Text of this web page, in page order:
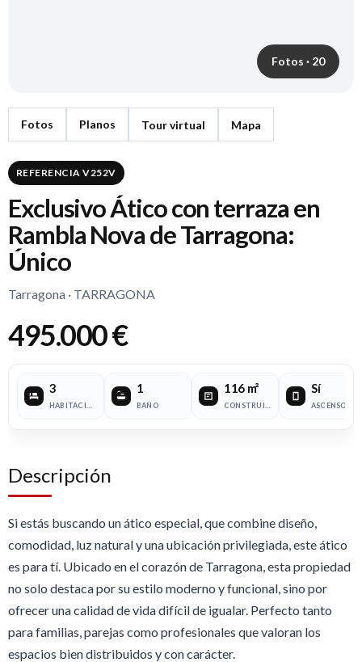
Fotos · 20
Fotos Planos Tour virtual Mapa
REFERENCIA V252V
Exclusivo Ático con terraza en
Rambla Nova de Tarragona:
Único
Tarragona · TARRAGONA
495.000 €
3 1
BAÑO
116 m² Sí
ASCENSOR
Descripción
Si estás buscando un ático especial, que combine diseño,
comodidad, luz natural y una ubicación privilegiada, este ático
es para tí. Ubicado en el corazón de Tarragona, esta propiedad
no solo destaca por su estilo moderno y funcional, sino por
ofrecer una calidad de vida difícil de igualar. Perfecto tanto
para familias, parejas como profesionales que valoran los
espacios bien distribuidos y con carácter.